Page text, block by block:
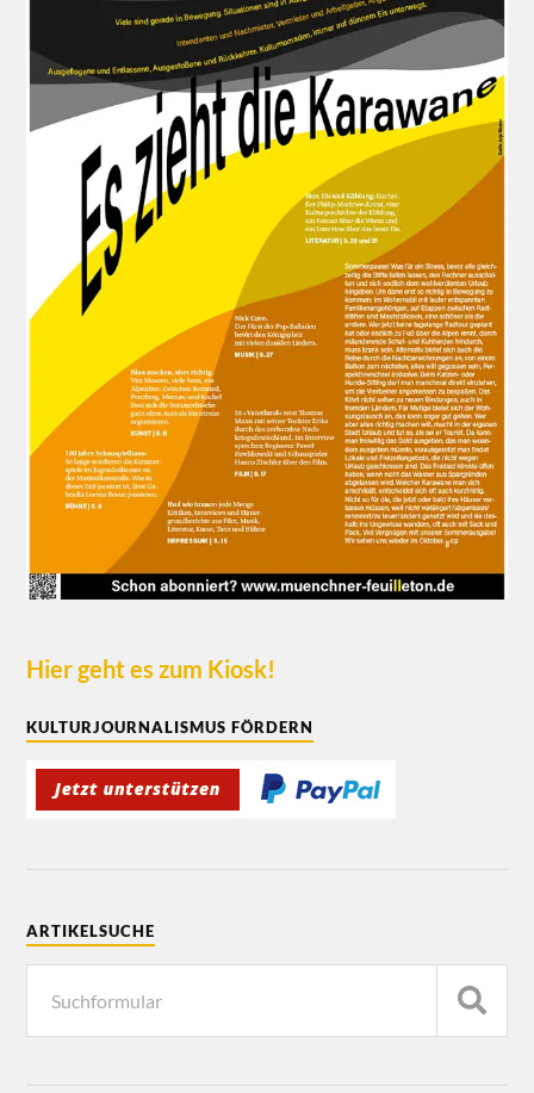
Hier geht es zum Kiosk!
KULTURJOURNALISMUS FÖRDERN
ARTIKELSUCHE